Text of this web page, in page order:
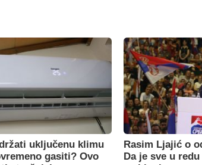
uključenu klimu
gasiti? Ovo
Rasim Ljajić o
Da je sve u